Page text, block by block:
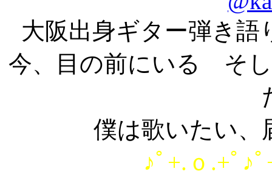
大阪出身ギター弾き
今、目の前にいる そ
僕は歌いたい、
♪ﾟ+.ｏ.+ﾟ♪